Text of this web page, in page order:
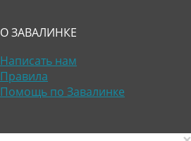
О ЗАВАЛИНКЕ
Написать нам
Правила
Помощь по Завалинке